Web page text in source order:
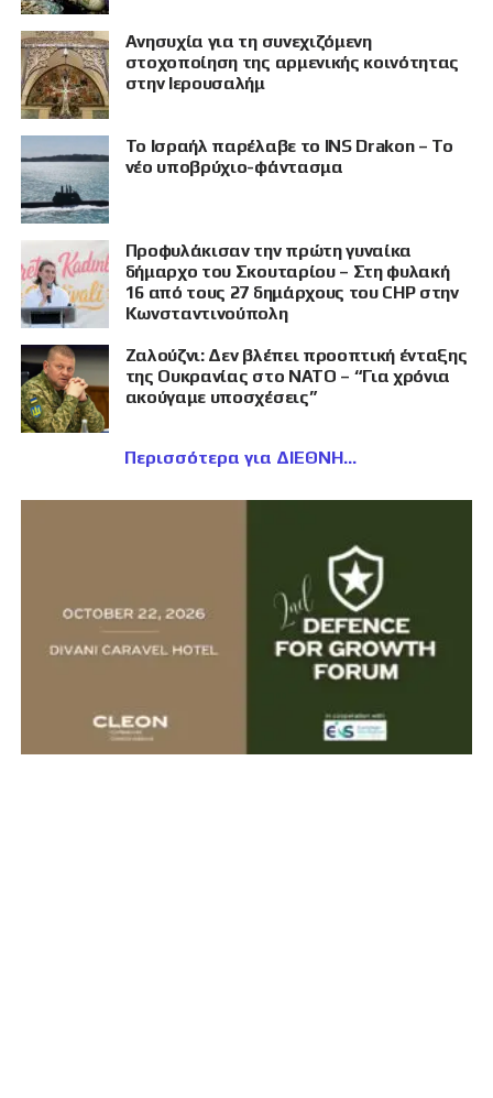
Ανησυχία για τη συνεχιζόμενη
στοχοποίηση της αρμενικής κοινότητας
στην Ιερουσαλήμ
Το Ισραήλ παρέλαβε το INS Drakon – Το
νέο υποβρύχιο-φάντασμα
Προφυλάκισαν την πρώτη γυναίκα
δήμαρχο του Σκουταρίου – Στη φυλακή
16 από τους 27 δημάρχους του CHP στην
Κωνσταντινούπολη
Ζαλούζνι: Δεν βλέπει προοπτική ένταξης
της Ουκρανίας στο ΝΑΤΟ – “Για χρόνια
ακούγαμε υποσχέσεις”
Περισσότερα για ΔΙΕΘΝΗ